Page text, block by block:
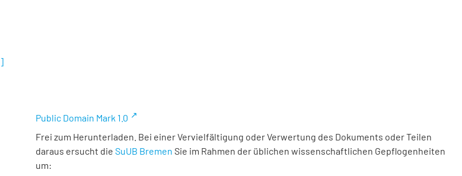
]
Public Domain Mark 1.0
Frei zum Herunterladen. Bei einer Vervielfältigung oder Verwertung des Dokuments oder Teilen
daraus ersucht die SuUB Bremen Sie im Rahmen der üblichen wissenschaftlichen Gepflogenheiten
um: